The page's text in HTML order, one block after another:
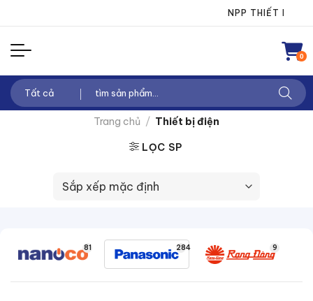
nội
dung
NPP THIẾT BỊ ĐIỆN
0
Tìm
kiếm:
Trang chủ / Thiết bị điện
LỌC SP
81 284 9